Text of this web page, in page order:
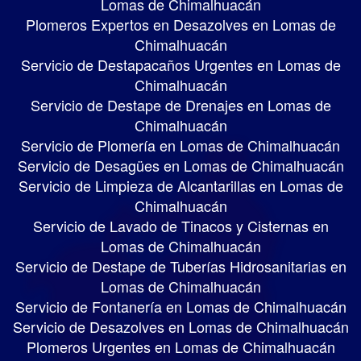
Lomas de Chimalhuacán
Plomeros Expertos en Desazolves en Lomas de
Chimalhuacán
Servicio de Destapacaños Urgentes en Lomas de
Chimalhuacán
Servicio de Destape de Drenajes en Lomas de
Chimalhuacán
Servicio de Plomería en Lomas de Chimalhuacán
Servicio de Desagües en Lomas de Chimalhuacán
Servicio de Limpieza de Alcantarillas en Lomas de
Chimalhuacán
Servicio de Lavado de Tinacos y Cisternas en
Lomas de Chimalhuacán
Servicio de Destape de Tuberías Hidrosanitarias en
Lomas de Chimalhuacán
Servicio de Fontanería en Lomas de Chimalhuacán
Servicio de Desazolves en Lomas de Chimalhuacán
Plomeros Urgentes en Lomas de Chimalhuacán